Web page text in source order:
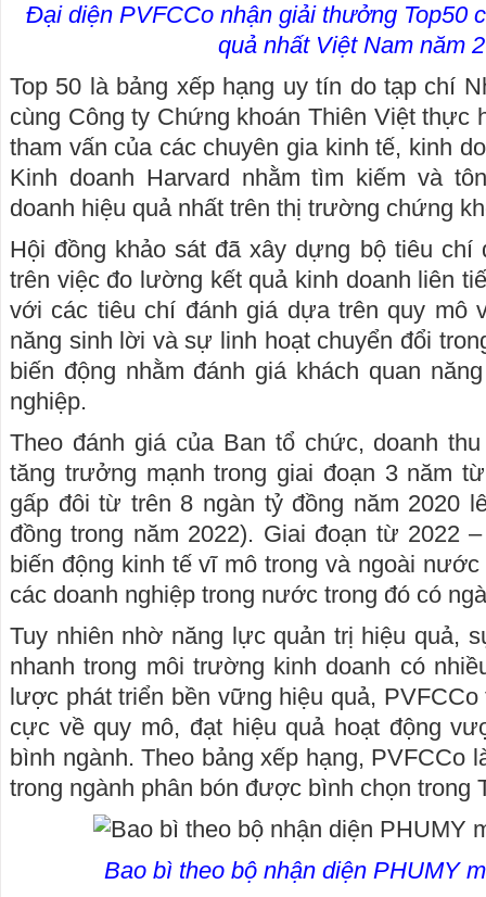
Đại diện PVFCCo nhận giải thưởng Top50
quả nhất Việt Nam năm
Top 50 là bảng xếp hạng uy tín do tạp chí
cùng Công ty Chứng khoán Thiên Việt thực
tham vấn của các chuyên gia kinh tế, kinh
Kinh doanh Harvard nhằm tìm kiếm và
doanh hiệu quả nhất trên thị trường chứng
Hội đồng khảo sát đã xây dựng bộ tiêu chí
trên việc đo lường kết quả kinh doanh liên
với các tiêu chí đánh giá dựa trên quy mô
năng sinh lời và sự linh hoạt chuyển đổi
biến động nhằm đánh giá khách quan
nghiệp.
Theo đánh giá của Ban tổ chức, doanh
tăng trưởng mạnh trong giai đoạn 3 năm
gấp đôi từ trên 8 ngàn tỷ đồng năm 2020
đồng trong năm 2022). Giai đoạn từ 2022
biến động kinh tế vĩ mô trong và ngoài
các doanh nghiệp trong nước trong đó có
Tuy nhiên nhờ năng lực quản trị hiệu quả,
nhanh trong môi trường kinh doanh có
lược phát triển bền vững hiệu quả,
cực về quy mô, đạt hiệu quả hoạt động
bình ngành. Theo bảng xếp hạng, PVFCCo
trong ngành phân bón được bình chọn trong
Bao bì theo bộ nhận diện PHUMY